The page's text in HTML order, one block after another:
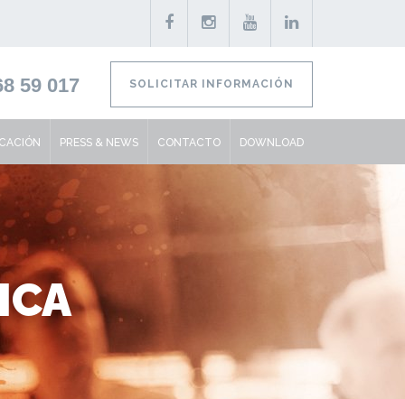
59 017 SOLICITAR INFORMACIÓN
PRESS & NEWS CONTACTO DOWNLOAD